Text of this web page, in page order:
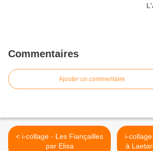
Commentaires
Ajouter un commentaire
< i-collage - Les Fiançailles
par Elisa
i-
à